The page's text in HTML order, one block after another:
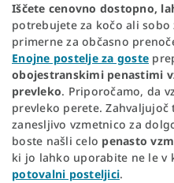
Iščete cenovno dostopno,
potrebujete za kočo ali sobo
primerne za občasno
Enojne postelje za goste
obojestranskimi penastimi
prevleko. Priporočamo, da
prevleko perete.
zanesljivo vzmetnico za
boste našli celo penasto
ki jo lahko uporabite ne le v
potovalni posteljici.